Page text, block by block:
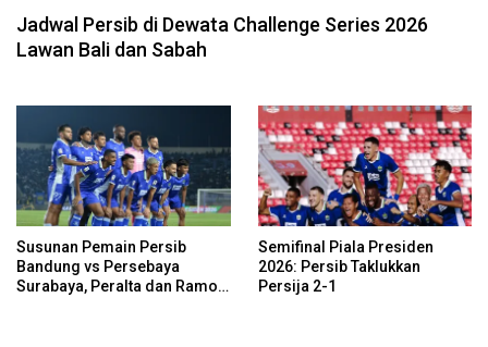
Jadwal Persib di Dewata Challenge Series 2026
Lawan Bali dan Sabah
Susunan Pemain Persib
Bandung vs Persebaya
Surabaya, Peralta dan Ramon
Semifinal Piala Presiden
2026: Persib Taklukkan
Persija 2-1